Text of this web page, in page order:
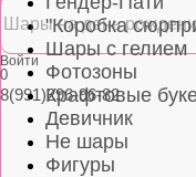
Войти
0
8(991)296-96-82
"Коробка
Шары с гелием
Фотозоны
Крафтовые
Девичник
Не шары
Фигуры